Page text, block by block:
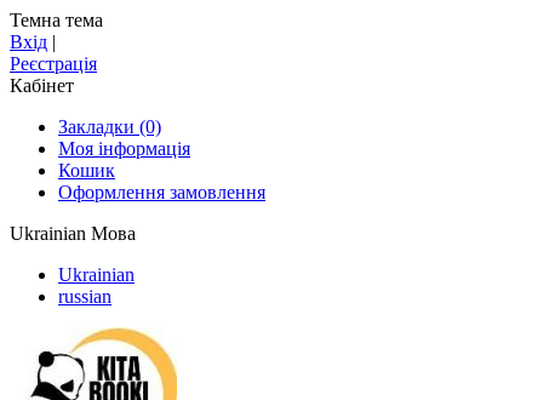
Темна тема
Вхід |
Реєстрація
Кабінет
Закладки (0)
Моя інформація
Кошик
Оформлення замовлення
Ukrainian Мова
Ukrainian
russian